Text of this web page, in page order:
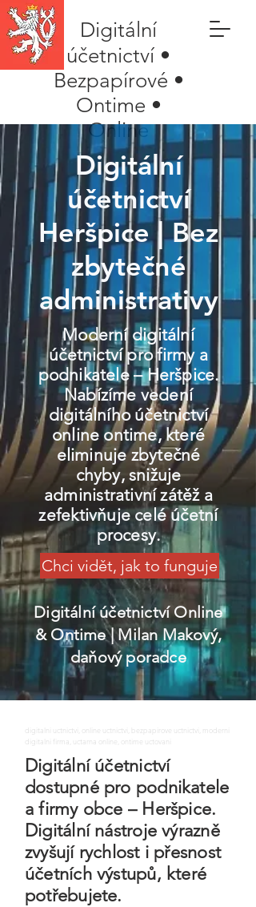
Digitální
účetnictví •
Bezpapírové •
Ontime •
Online
Digitální
účetnictví
Heršpice | Bez
zbytečné
administrativy
Moderní digitální
účetnictví pro firmy a
podnikatele – Heršpice.
Nabízíme vedení
digitálního účetnictví
online ontime, které
eliminuje zbytečné
chyby, snižuje
administrativní zátěž a
zefektivňuje celé účetní
procesy.
Chci vidět, jak to funguje
Digitální účetnictví Online
& Ontime| Milan Makový,
daňový poradce
digitalni uctnictvi, online uctnictvi, bezpapirove uctnictvi, moderni
digitalni firma, uctarna online, ontime uctovani
Digitální účetnictví
dostupné pro podnikatele
a firmy obce – Heršpice.
Digitální nástroje výrazně
zvyšují rychlost i přesnost
účetních výstupů, které
potřebujete.